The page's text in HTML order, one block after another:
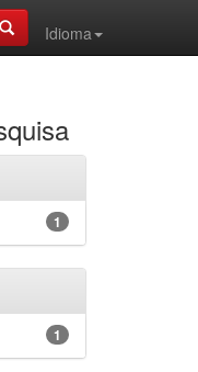
Idioma
1
1